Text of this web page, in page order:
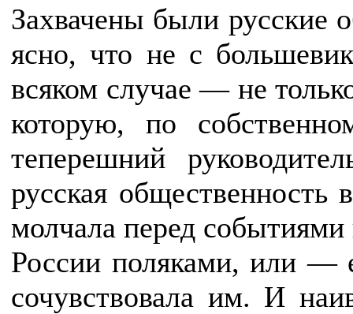
Захвачены были русские
ясно, что не с
всяком случае — не
которую, по
теперешний
русская общественность
молчала перед событиями
России поляками, или
сочувствовала им. И